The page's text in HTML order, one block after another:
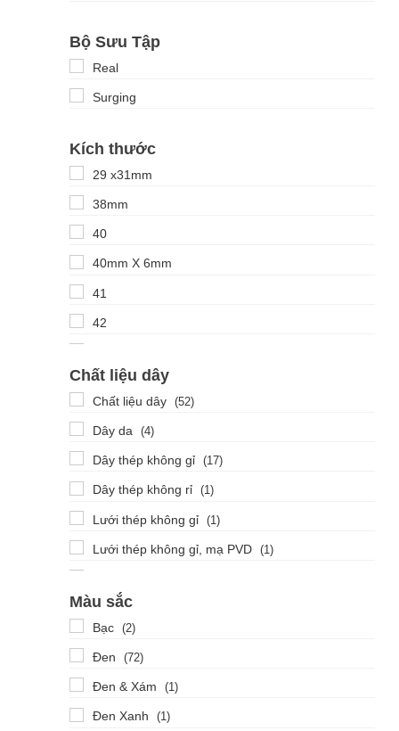
Bộ Sưu Tập
Real
Surging
Kích thước
29 x31mm
38mm
40
40mm X 6mm
41
42
Chất liệu dây
Chất liệu dây (52)
Dây da (4)
Dây thép không gỉ (17)
Dây thép không rỉ (1)
Lưới thép không gỉ (1)
Lưới thép không gỉ, mạ PVD (1)
Thép không gỉ 316L
Thép không gỉ mạ ion đen
Thép không gỉ mạ PVD
Màu sắc
Bạc (2)
Đen (72)
Đen & Xám (1)
Đen Xanh (1)